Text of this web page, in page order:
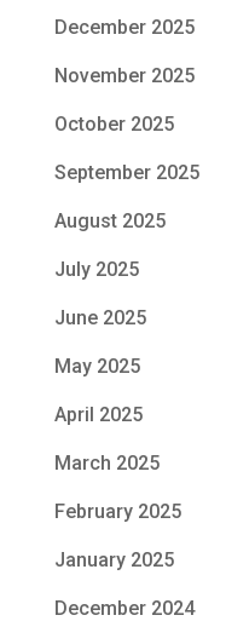
December 2025
November 2025
October 2025
September 2025
August 2025
July 2025
June 2025
May 2025
April 2025
March 2025
February 2025
January 2025
December 2024